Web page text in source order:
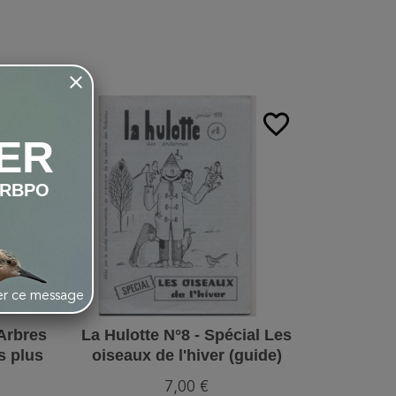
plus
favorite_border
La Hulotte N°8 - Spécial Les
oiseaux de l'hiver (guide)
7,00 €
ce message